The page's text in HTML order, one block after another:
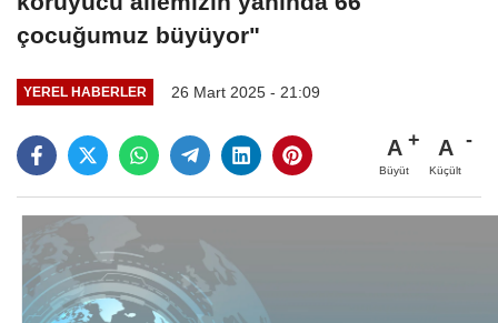
çocuğumuz büyüyor"
YEREL HABERLER 26 Mart 2025 - 21:09
A
Büyüt
A
Küçült